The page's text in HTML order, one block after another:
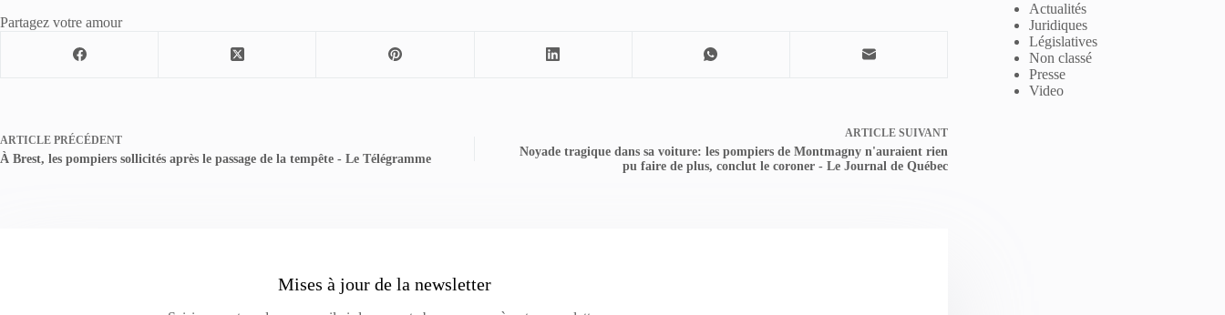
Partagez votre amour
ARTICLE PRÉCÉDENT
À Brest, les pompiers sollicités après le passage de la tempête - Le Télégramme
ARTICLE SUIVANT
Noyade tragique dans sa voiture: les pompiers de Montmagny n'auraient rien
pu faire de plus, conclut le coroner - Le Journal de Québec
Mises à jour de la newsletter
Actualités
Juridiques
Législatives
Non classé
Presse
Video